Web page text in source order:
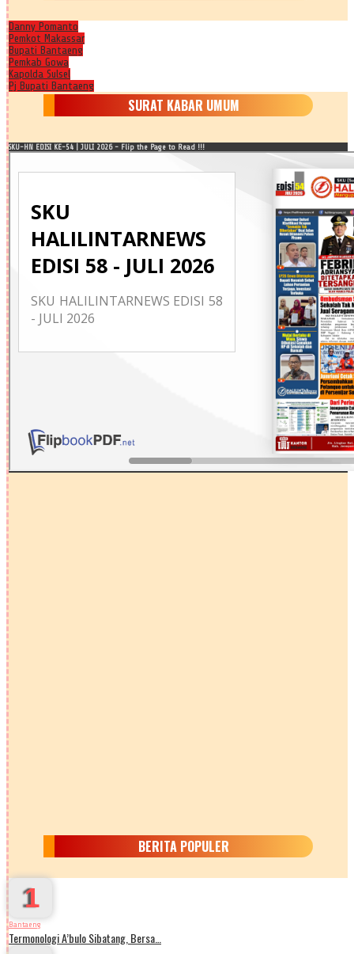
Danny Pomanto
Pemkot Makassar
Bupati Bantaeng
Pemkab Gowa
Kapolda Sulsel
Pj Bupati Bantaeng
SURAT KABAR UMUM
SKU-HN EDISI KE-54 | JULI 2026 - Flip the Page to Read !!!
BERITA POPULER
1
Bantaeng
Termonologi A’bulo Sibatang, Bersa…